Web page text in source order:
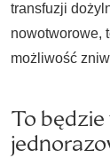
transfuzji
nowotworowe,
możliwość
To